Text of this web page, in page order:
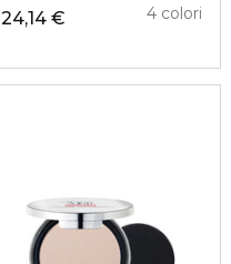
24,14 € 4 colori